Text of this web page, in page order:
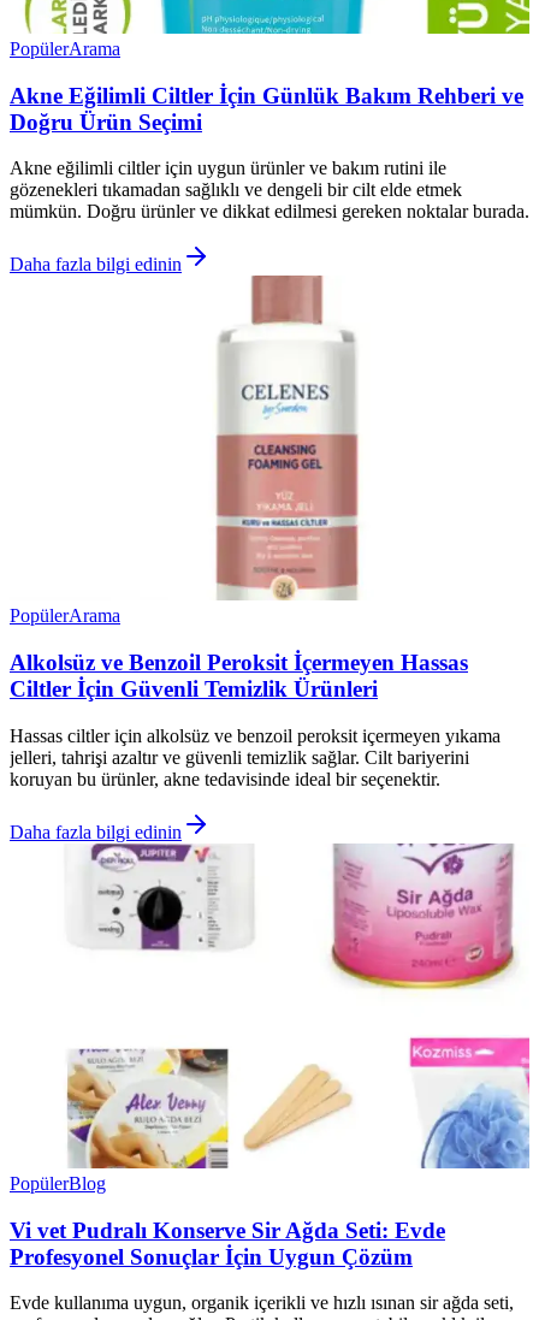
PopülerArama
Akne Eğilimli Ciltler İçin Günlük Bakım Rehberi ve
Doğru Ürün Seçimi
Akne eğilimli ciltler için uygun ürünler ve bakım rutini ile
gözenekleri tıkamadan sağlıklı ve dengeli bir cilt elde etmek
mümkün. Doğru ürünler ve dikkat edilmesi gereken noktalar burada.
Daha fazla bilgi edinin
PopülerArama
Alkolsüz ve Benzoil Peroksit İçermeyen Hassas
Ciltler İçin Güvenli Temizlik Ürünleri
Hassas ciltler için alkolsüz ve benzoil peroksit içermeyen yıkama
jelleri, tahrişi azaltır ve güvenli temizlik sağlar. Cilt bariyerini
koruyan bu ürünler, akne tedavisinde ideal bir seçenektir.
Daha fazla bilgi edinin
PopülerBlog
Vi vet Pudralı Konserve Sir Ağda Seti: Evde
Profesyonel Sonuçlar İçin Uygun Çözüm
Evde kullanıma uygun, organik içerikli ve hızlı ısınan sir ağda seti,